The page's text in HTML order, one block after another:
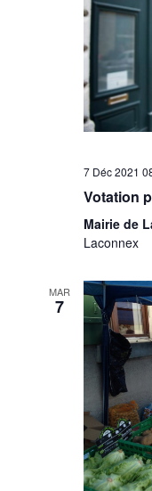
7 Déc 2021
Votation
Mairie de
Laconnex
MAR
7